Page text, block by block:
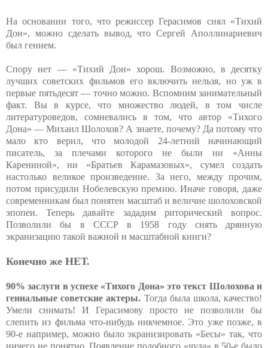
На основании того, что режиссер Герасимов снял «Тихий
Дон», можно сделать вывод, что Сергей Аполлинариевич
был гением.
Спору нет — «Тихий Дон» хорош. Возможно, в десятку
лучших советских фильмов его включить нельзя, но уж в
первые пятьдесят — точно можно. Вспомним занимательный
факт. Вы в курсе, что множество людей, в том числе
литературоведов, сомневались в том, что автор «Тихого
Дона» — Михаил Шолохов? А знаете, почему? Да потому что
мало кто верил, что молодой 24-летний начинающий
писатель, за плечами которого не были ни «Анны
Карениной», ни «Братьев Карамазовых», сумел создать
настолько великое произведение. За него, между прочим,
потом присудили Нобелевскую премию. Иначе говоря, даже
современникам был понятен масштаб и величие шолоховской
эпопеи. Теперь давайте зададим риторический вопрос.
Позволили бы в СССР в 1958 году снять дрянную
экранизацию такой важной и масштабной книги?
Конечно же НЕТ.
90% заслуги в успехе «Тихого Дона» это текст Шолохова и
гениальные советские актеры. Тогда была школа, качество!
Умели снимать! И Герасимову просто не позволили бы
слепить из фильма что-нибудь никчемное. Это уже позже, в
90-е например, можно было экранизировать «Бесы» так, что
ничего не понятно. Появление подобного «чуда» в 50-е было